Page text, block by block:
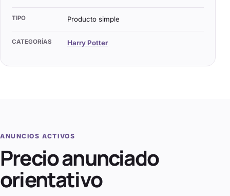
TIPO Producto simple
CATEGORÍAS Harry Potter
ANUNCIOS ACTIVOS
Precio anunciado
orientativo